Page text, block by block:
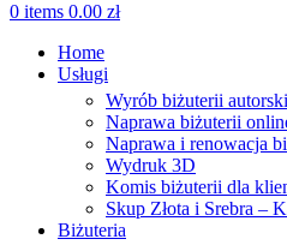
0 items 0.00 zł
Home
Usługi
Wyrób biżuterii
Naprawa biżuterii
Naprawa i renowacja
Wydruk 3D
Komis biżuterii dla
Skup Złota i Srebra –
Biżuteria